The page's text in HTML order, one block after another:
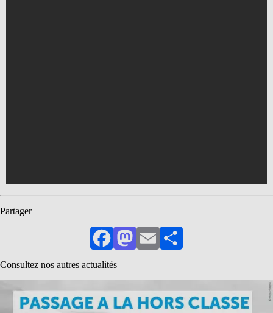
Partager
FacebookMastodon
EmailPartager
Consultez nos autres actualités